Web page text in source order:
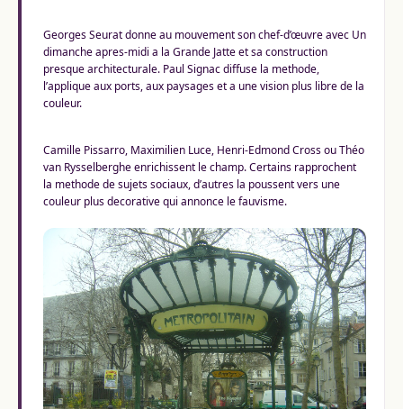
Georges Seurat donne au mouvement son chef-d’œuvre avec Un
dimanche apres-midi a la Grande Jatte et sa construction
presque architecturale. Paul Signac diffuse la methode,
l’applique aux ports, aux paysages et a une vision plus libre de la
couleur.
Camille Pissarro, Maximilien Luce, Henri-Edmond Cross ou Théo
van Rysselberghe enrichissent le champ. Certains rapprochent
la methode de sujets sociaux, d’autres la poussent vers une
couleur plus decorative qui annonce le fauvisme.